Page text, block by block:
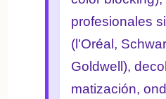
profesionales
(l'Oréal,
Goldwell),
matización,